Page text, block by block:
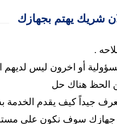
شريك يهتم بجهازك
.
أو اخرون ليس لديهم
الحظ هناك حل
جيداً كيف يقدم
جهازك سوف نكون على